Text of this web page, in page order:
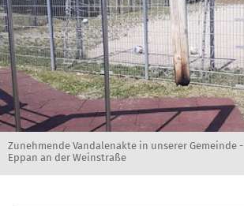
Zunehmende Vandalenakte in unserer Gemeinde -
Eppan an der Weinstraße